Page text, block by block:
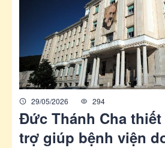
29/05/2026 294
Đức Thánh Cha
trợ giúp bệnh viện